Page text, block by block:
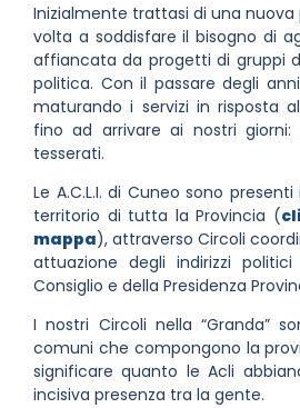
Inizialmente trattasi di una
volta a soddisfare il bisogno di
affiancata da progetti di gruppi
politica. Con il passare degli
maturando i servizi in risposta
fino ad arrivare ai nostri giorni:
tesserati.
Le A.C.L.I. di Cuneo sono
territorio di tutta la Provincia (
mappa), attraverso Circoli
attuazione degli indirizzi
Consiglio e della Presidenza
I nostri Circoli nella “Granda”
comuni che compongono la
significare quanto le Acli
incisiva presenza tra la gente.